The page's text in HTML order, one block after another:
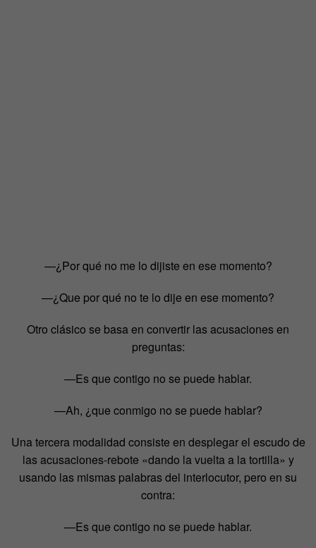
—¿Por qué no me lo dijiste en ese momento?
—¿Que por qué no te lo dije en ese momento?
Otro clásico se basa en convertir las acusaciones en
preguntas:
—Es que contigo no se puede hablar.
—Ah, ¿que conmigo no se puede hablar?
Una tercera modalidad consiste en desplegar el escudo de
las acusaciones-rebote «dando la vuelta a la tortilla» y
usando las mismas palabras del interlocutor, pero en su
contra:
—Es que contigo no se puede hablar.